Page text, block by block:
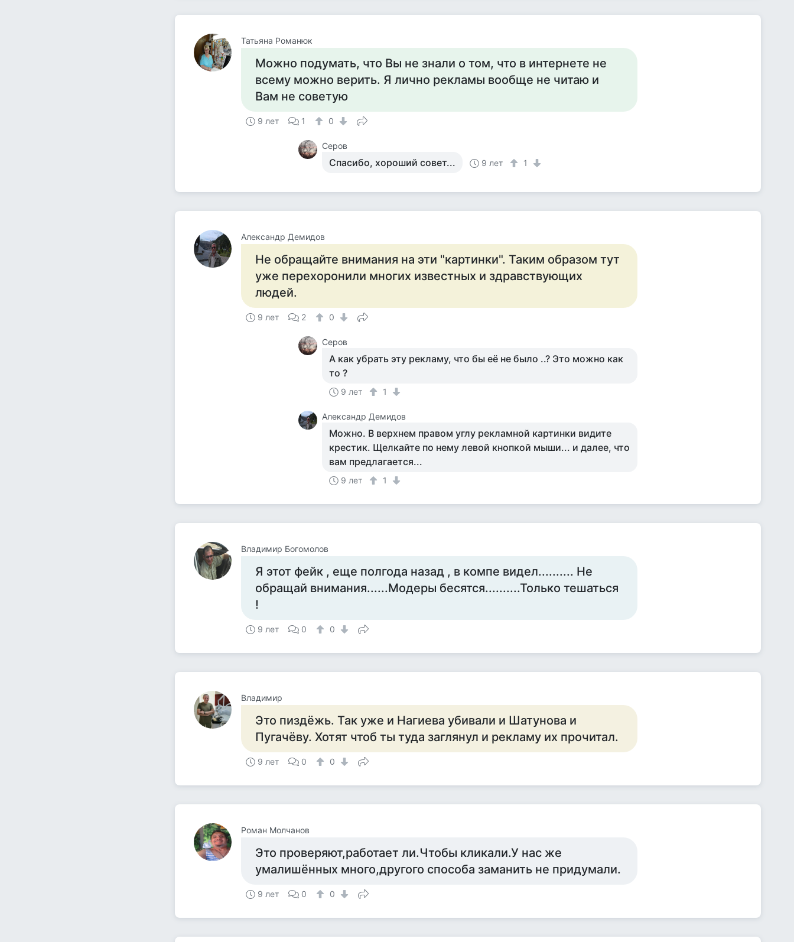
Татьяна Романюк
Можно подумать, что Вы не знали о том, что в интернете не
всему можно верить. Я лично рекламы вообще не читаю и
Вам не советую
9 лет 1 0
Серов
Спасибо, хороший совет... 9 лет 1
Александр Демидов
Не обращайте внимания на эти "картинки". Таким образом тут
уже перехоронили многих известных и здравствующих
людей.
9 лет 2 0
Серов
А как убрать эту рекламу, что бы её не было ..? Это можно как
то ?
9 лет 1
Александр Демидов
Можно. В верхнем правом углу рекламной картинки видите
крестик. Щелкайте по нему левой кнопкой мыши... и далее, что
вам предлагается...
9 лет 1
Владимир Богомолов
Я этот фейк , еще полгода назад , в компе видел.......... Не
обращай внимания......Модеры бесятся..........Только тешаться
!
9 лет 0 0
Владимир
Это пиздёжь. Так уже и Нагиева убивали и Шатунова и
Пугачёву. Хотят чтоб ты туда заглянул и рекламу их прочитал.
9 лет 0 0
Роман Молчанов
Это проверяют,работает ли.Чтобы кликали.У нас же
умалишённых много,другого способа заманить не придумали.
9 лет 0 0